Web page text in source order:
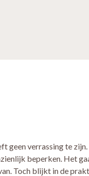
geen verrassing te
beperken. Het
Toch blijkt in de